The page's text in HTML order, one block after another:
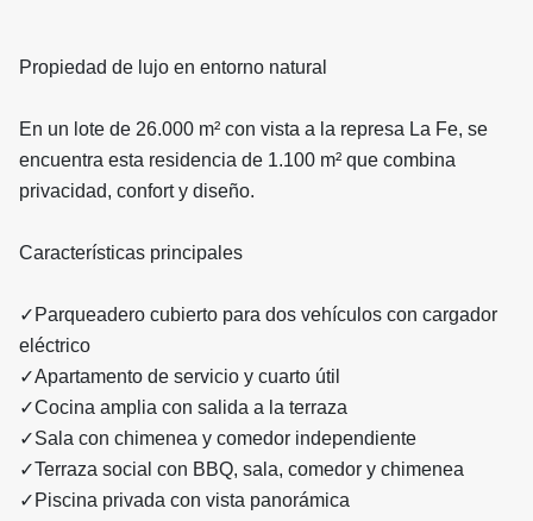
Propiedad de lujo en entorno natural
En un lote de 26.000 m² con vista a la represa La Fe, se
encuentra esta residencia de 1.100 m² que combina
privacidad, confort y diseño.
Características principales
✓Parqueadero cubierto para dos vehículos con cargador
eléctrico
✓Apartamento de servicio y cuarto útil
✓Cocina amplia con salida a la terraza
✓Sala con chimenea y comedor independiente
✓Terraza social con BBQ, sala, comedor y chimenea
✓Piscina privada con vista panorámica